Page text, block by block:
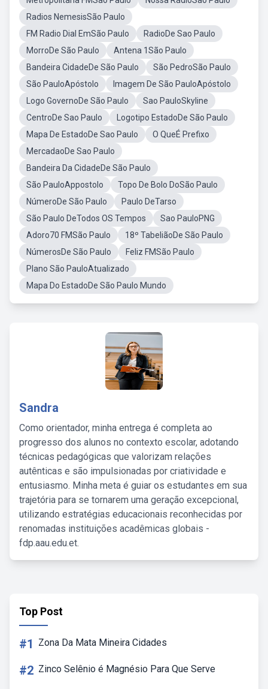
Radios NemesisSão Paulo
FM Radio Dial EmSão Paulo
RadioDe Sao Paulo
MorroDe São Paulo
Antena 1São Paulo
Bandeira CidadeDe São Paulo
São PedroSão Paulo
São PauloApóstolo
Imagem De São PauloApóstolo
Logo GovernoDe São Paulo
Sao PauloSkyline
CentroDe Sao Paulo
Logotipo EstadoDe São Paulo
Mapa De EstadoDe Sao Paulo
O QueÉ Prefixo
MercadaoDe Sao Paulo
Bandeira Da CidadeDe São Paulo
São PauloAppostolo
Topo De Bolo DoSão Paulo
NúmeroDe São Paulo
Paulo DeTarso
São Paulo DeTodos OS Tempos
Sao PauloPNG
Adoro70 FMSão Paulo
18º TabeliãoDe São Paulo
NúmerosDe São Paulo
Feliz FMSão Paulo
Plano São PauloAtualizado
Mapa Do EstadoDe São Paulo Mundo
Sandra
Como orientador, minha entrega é completa ao
progresso dos alunos no contexto escolar, adotando
técnicas pedagógicas que valorizam relações
autênticas e são impulsionadas por criatividade e
entusiasmo. Minha meta é guiar os estudantes em sua
trajetória para se tornarem uma geração excepcional,
utilizando estratégias educacionais reconhecidas por
renomadas instituições acadêmicas globais -
fdp.aau.edu.et.
Top Post
#1 Zona Da Mata Mineira Cidades
#2 Zinco Selênio é Magnésio Para Que Serve